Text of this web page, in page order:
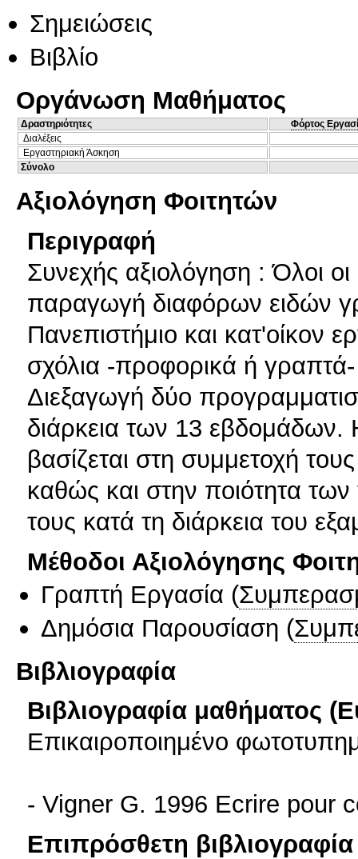
Σημειώσεις
Βιβλίο
Οργάνωση Μαθήματος
Δραστηριότητες
Φόρτος
Διαλέξεις
Εργαστηριακή Άσκηση
Σύνολο
Αξιολόγηση Φοιτητών
Περιγραφή
Συνεχής αξιολόγηση : Όλοι
παραγωγή διαφόρων ειδών
Πανεπιστήμιο και κατ'οίκον
σχόλια -προφορικά ή
Διεξαγωγή δύο
διάρκεια των 13 εβδομάδων.
βασίζεται στη συμμετοχή
καθώς και στην ποιότητα
τους κατά τη διάρκεια του
Μέθοδοι Αξιολόγησης
Γραπτή Εργασία (
Δημόσια Παρουσίαση (
Βιβλιογραφία
Βιβλιογραφία μαθήματος
Επικαιροποιημένο
- Vigner G. 1996 Ecrire pour
Επιπρόσθετη βιβλιογραφία